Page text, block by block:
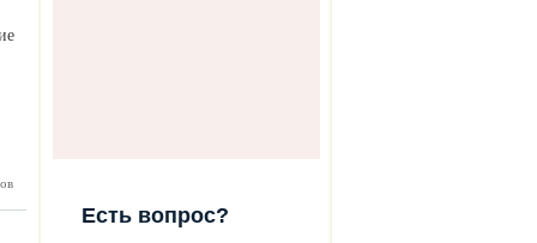
Есть вопрос?